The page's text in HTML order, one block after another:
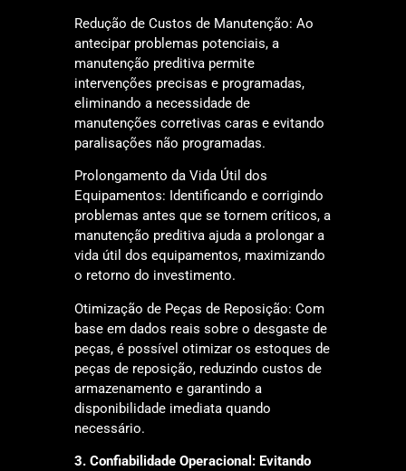
Redução de Custos de Manutenção: Ao
antecipar problemas potenciais, a
manutenção preditiva permite
intervenções precisas e programadas,
eliminando a necessidade de
manutenções corretivas caras e evitando
paralisações não programadas.
Prolongamento da Vida Útil dos
Equipamentos: Identificando e corrigindo
problemas antes que se tornem críticos, a
manutenção preditiva ajuda a prolongar a
vida útil dos equipamentos, maximizando
o retorno do investimento.
Otimização de Peças de Reposição: Com
base em dados reais sobre o desgaste de
peças, é possível otimizar os estoques de
peças de reposição, reduzindo custos de
armazenamento e garantindo a
disponibilidade imediata quando
necessário.
3. Confiabilidade Operacional: Evitando